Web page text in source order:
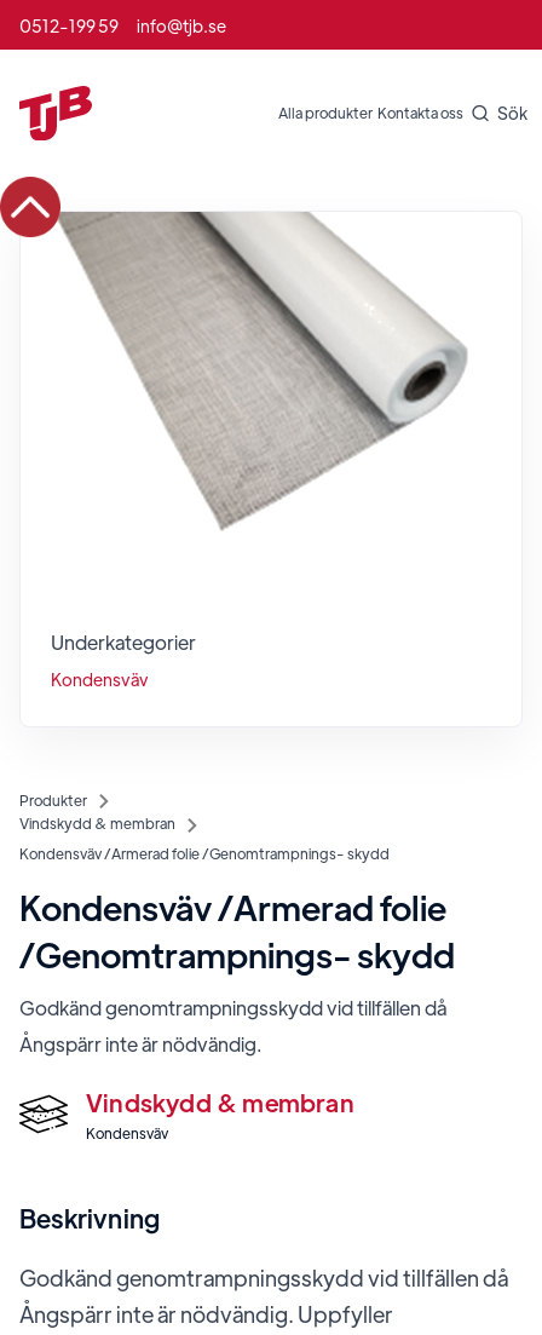
0512-199 59 info@tjb.se
Alla produkter Kontakta oss Sök
Produkter
Vindskydd & membran
Kondensväv /Armerad folie /Genomtrampnings- skydd
Kondensväv /Armerad folie
/Genomtrampnings- skydd
Godkänd genomtrampningsskydd vid tillfällen då
Ångspärr inte är nödvändig.
Vindskydd & membran
Kondensväv
Beskrivning
Godkänd genomtrampningsskydd vid tillfällen då
Ångspärr inte är nödvändig. Uppfyller
Underkategorier
Kondensväv